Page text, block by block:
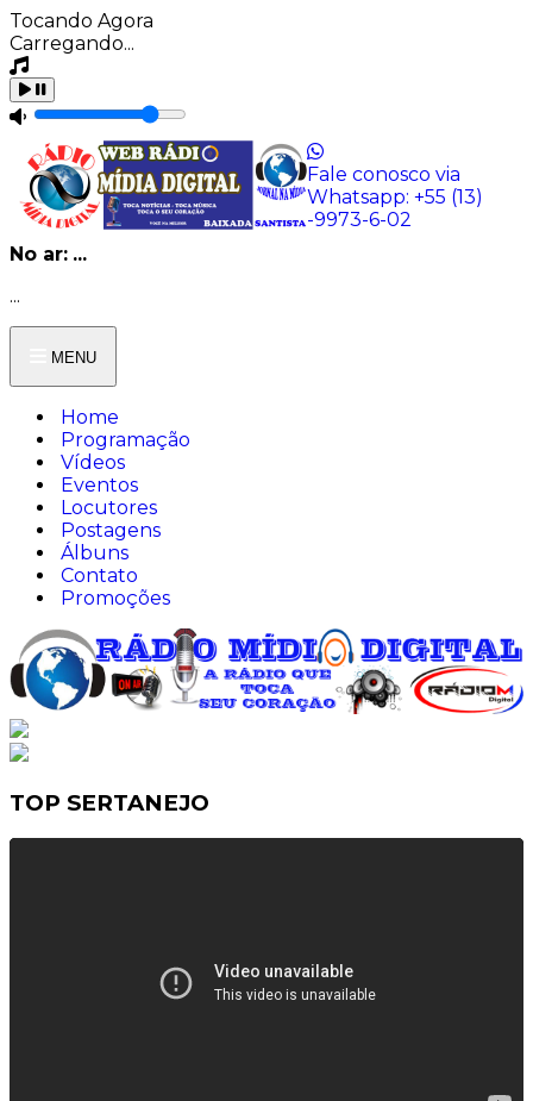
Tocando Agora
Carregando...
Fale conosco via
Whatsapp: +55 (13)
-9973-6-02
No ar: ...
...
MENU
Home
Programação
Vídeos
Eventos
Locutores
Postagens
Álbuns
Contato
Promoções
TOP SERTANEJO